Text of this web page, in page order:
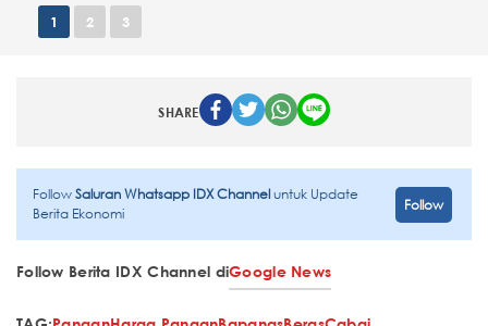
1 2 3
SHARE
FollowSaluran Whatsapp IDX Channeluntuk Update
Berita Ekonomi
Follow
Follow Berita IDX Channel diGoogle News